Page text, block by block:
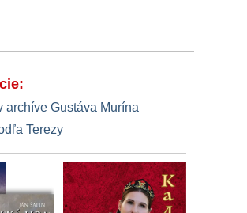
archíve Gustáva Murína
Terezy